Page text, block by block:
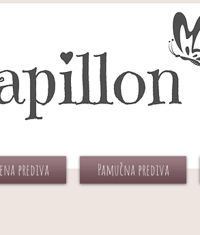
prediva Pamučna prediva